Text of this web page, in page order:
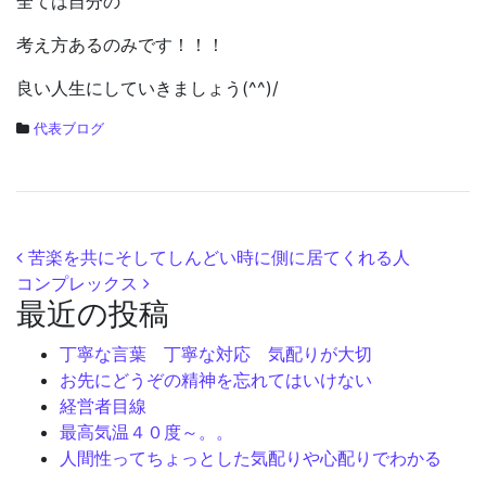
考え方あるのみです！！！
良い人生にしていきましょう(^^)/
代表ブログ
投稿ナビゲーション
苦楽を共にそしてしんどい時に側に居てくれる人
コンプレックス
最近の投稿
丁寧な言葉 丁寧な対応 気配りが大切
お先にどうぞの精神を忘れてはいけない
経営者目線
最高気温４０度～。。
人間性ってちょっとした気配りや心配りでわかる